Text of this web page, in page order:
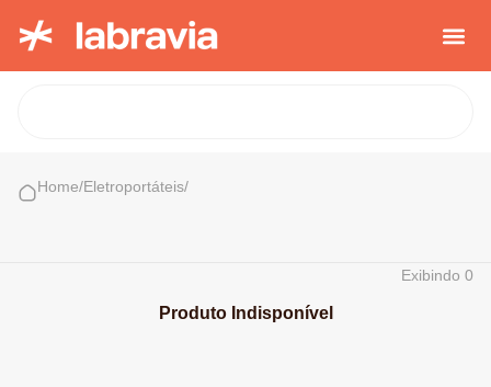
Home/Eletroportáteis/
Exibindo 0
Produto Indisponível